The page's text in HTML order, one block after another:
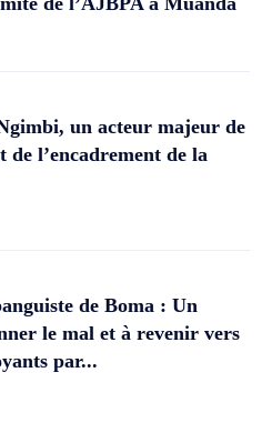
un acteur majeur de
l’encadrement de la
de Boma : Un
le mal et à revenir vers
par...